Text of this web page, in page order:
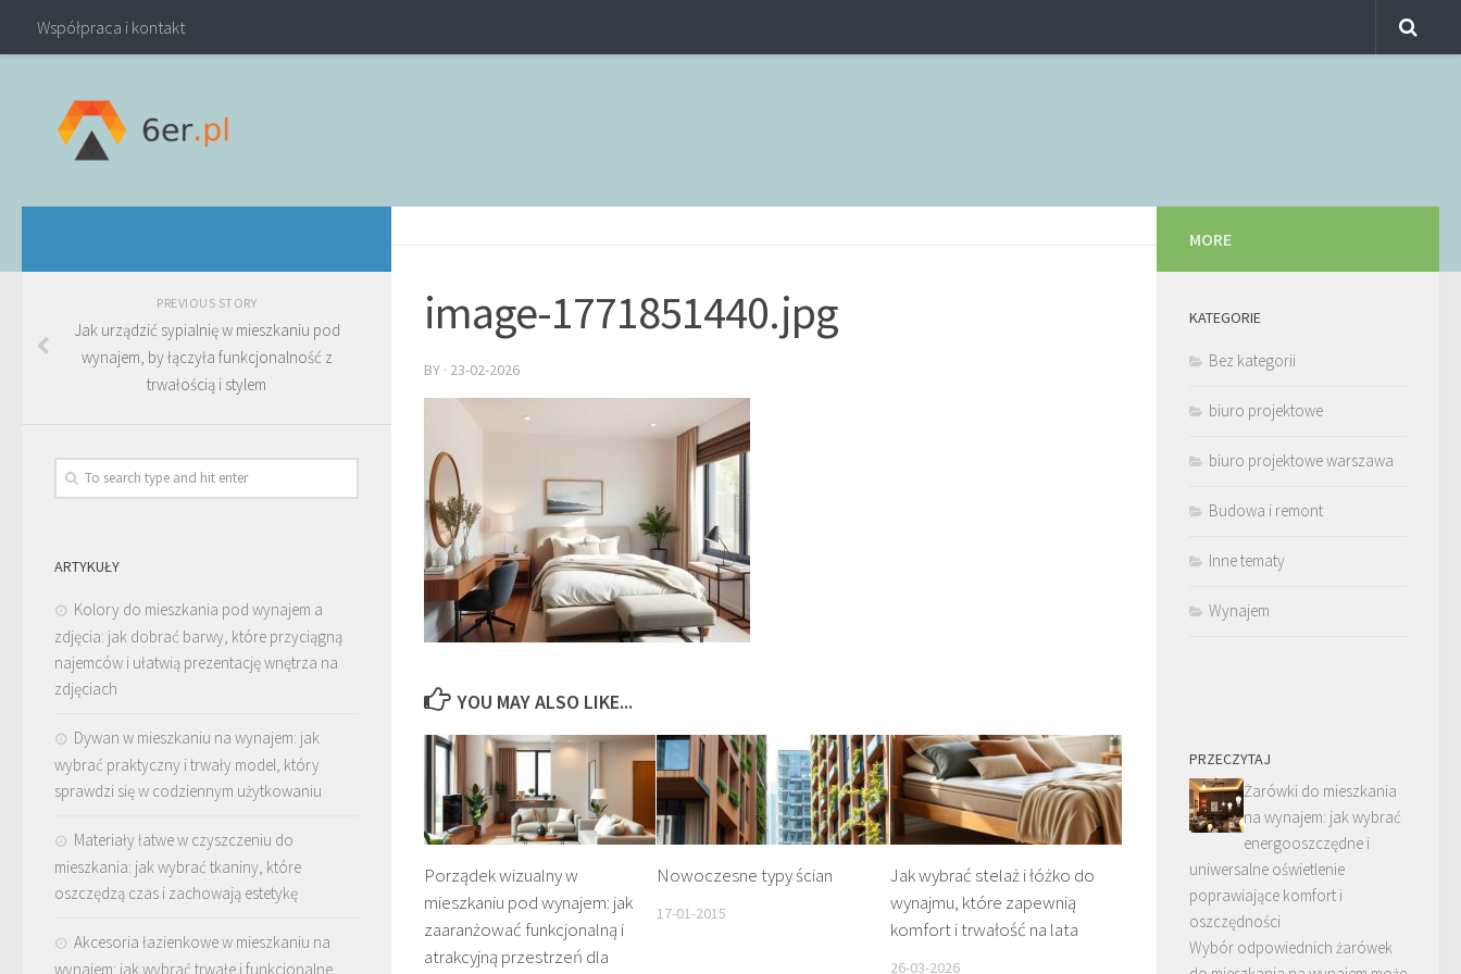
Współpraca i kontakt
image-1771851440.jpg
BY · 23-02-2026
YOU MAY ALSO LIKE...
Porządek wizualny w
mieszkaniu pod wynajem: jak
zaaranżować funkcjonalną i
atrakcyjną przestrzeń dla
Nowoczesne typy ścian
17-01-2015
Jak wybrać stelaż i łóżko do
wynajmu, które zapewnią
komfort i trwałość na lata
26-03-2026
PREVIOUS STORY
Jak urządzić sypialnię w mieszkaniu pod
wynajem, by łączyła funkcjonalność z
trwałością i stylem
ARTYKUŁY
Kolory do mieszkania pod wynajem a
zdjęcia: jak dobrać barwy, które przyciągną
najemców i ułatwią prezentację wnętrza na
zdjęciach
Dywan w mieszkaniu na wynajem: jak
wybrać praktyczny i trwały model, który
sprawdzi się w codziennym użytkowaniu
Materiały łatwe w czyszczeniu do
mieszkania: jak wybrać tkaniny, które
oszczędzą czas i zachowają estetykę
Akcesoria łazienkowe w mieszkaniu na
wynajem: jak wybrać trwałe i funkcjonalne
MORE
KATEGORIE
Bez kategorii
biuro projektowe
biuro projektowe warszawa
Budowa i remont
Inne tematy
Wynajem
PRZECZYTAJ
Żarówki do mieszkania
na wynajem: jak wybrać
energooszczędne i
uniwersalne oświetlenie
poprawiające komfort i
oszczędności
Wybór odpowiednich żarówek